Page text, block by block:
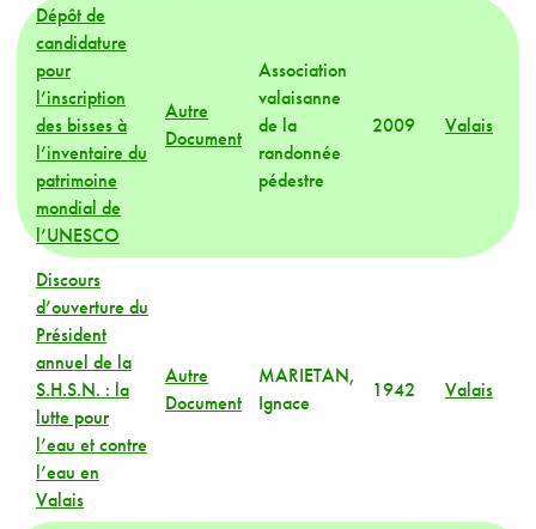
Dépôt de
candidature
pour
l’inscription
des bisses à
l’inventaire du
patrimoine
mondial de
l’UNESCO
Autre
Document
Association
valaisanne
de la
randonnée
pédestre
2009 Valais
Discours
d’ouverture du
Président
annuel de la
S.H.S.N. : la
lutte pour
l’eau et contre
l’eau en
Valais
Autre
Document
MARIETAN,
Ignace
1942 Valais